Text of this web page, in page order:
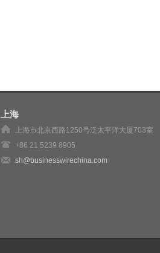
上海
上海市北京西路1250号泛太平洋大厦703室
+86 21 5239 8905
sh@businesswirechina.com